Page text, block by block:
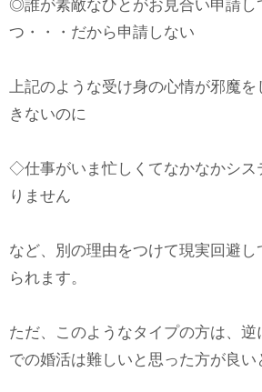
◎誰が素敵なひとがお見合い申請し
つ・・・だから申請しない
上記のような受け身の心情が邪魔
きないのに
◇仕事がいま忙しくてなかなかシス
りません
など、別の理由をつけて現実回避
られます。
ただ、このようなタイプの方は、
での婚活は難しいと思った方が良い